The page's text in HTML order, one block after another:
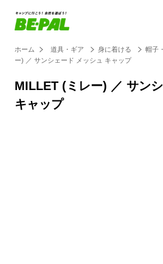
ホーム 道具・ギア 身に着ける 帽子
ー) ／ サンシェード メッシュ キャップ
MILLET (ミレー) ／ サン
キャップ